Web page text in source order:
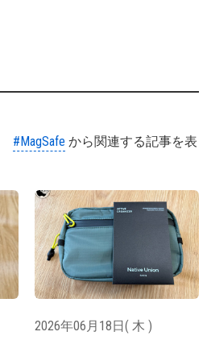
#MagSafe から関連する記事を表
2026年06月18日( 木 )